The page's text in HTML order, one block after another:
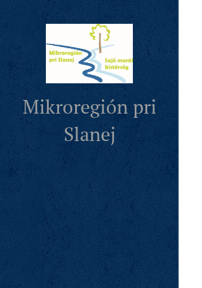
Mikroregión pri
Slanej